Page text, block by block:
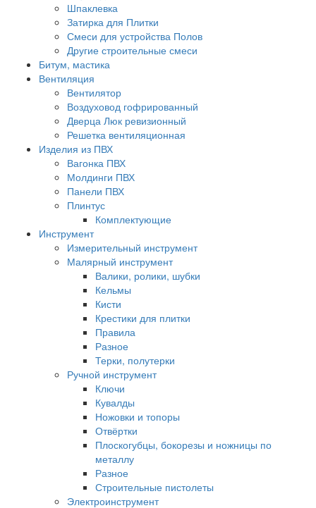
Шпаклевка
Затирка для Плитки
Смеси для устройства Полов
Другие строительные смеси
Битум, мастика
Вентиляция
Вентилятор
Воздуховод гофрированный
Дверца Люк ревизионный
Решетка вентиляционная
Изделия из ПВХ
Вагонка ПВХ
Молдинги ПВХ
Панели ПВХ
Плинтус
Комплектующие
Инструмент
Измерительный инструмент
Малярный инструмент
Валики, ролики, шубки
Кельмы
Кисти
Крестики для плитки
Правила
Разное
Терки, полутерки
Ручной инструмент
Ключи
Кувалды
Ножовки и топоры
Отвёртки
Плоскогубцы, бокорезы и ножницы по
металлу
Разное
Строительные пистолеты
Электроинструмент